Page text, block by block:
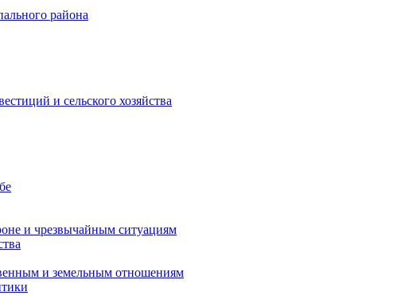
района
и сельского хозяйства
и чрезвычайным ситуациям
и земельным отношениям